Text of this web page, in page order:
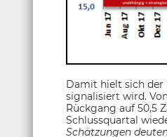
Damit hielt sich der
signalisiert wird.
Rückgang auf 50,5
Schlussquartal
Schätzungen